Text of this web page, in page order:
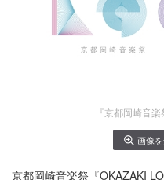
『京都岡崎音
画像を
京都岡崎音楽祭『OKAZAKI